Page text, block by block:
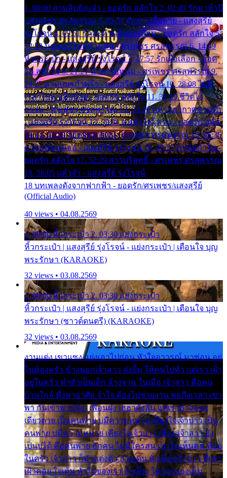
1. 00:00 สามสิบยังแจ๋ว - ยอดรัก สลักใจ 2. 02:49 รักมาห้าปี
- ศรเพชร ศรสุพรรณ 3. 05:57 รักสาวเสื้อลาย - แสงสุรีย์
รุ่งโรจน์ 4. 09:51 รักสะท้านดินสะเทือน - ยอดรัก สลักใจ 5.
12:23 มอเตอร์ไซค์ทำหล่น - ศรเพชร ศรสุพรรณ 6. 14:49
หิ้วกระเป๋า - แสงสุรีย์ รุ่งโรจน์ 7. 17:57 รักเผื่อเลือก - ยอด
รัก สลักใจ 8. 21:21 น้ำตาไอ้หนุ่ม - ศรเพชร ศรสุพรรณ 9.
24:27 สามเณรกำพร้า - แสงสุรีย์ รุ่งโรจน์ 10. 28:08 ไม่มี
เวลาไปหาเมียน้อย - ยอดรัก สลักใจ 11. 31:29 ชีวิตไอ้
ธรรม - ศรเพชร ศรสุพรรณ 12. 35:26 ทหารอากาศขาดรัก
- แสงสุรีย์ รุ่งโรจน์ 13. 39:01 คนหัวใจโทรม - ยอดรัก สลัก
ใจ 14. 42:49 ไอ้หวังตายแน่ - ศรเพชร ศรสุพรรณ 15. 46:35
ธาตุแท้ของเธอ - แสงสุรีย์ รุ่งโรจน์ 16. 49:57 กำนันกำใน -
ยอดรัก สลักใจ 17. 52:29 สาวบริสุทธิ์ - ศรเพชร ศรสุพรรณ
18. 56:05 แต๋วจ๋า - แสงสุรีย์ รุ่งโรจน์
18 บทเพลงดังจากฟากฟ้า - ยอดรัก/ศรเพชร/แสงสุรีย์
(Official Audio)
40 views • 04.08.2569
1. 00:00 หิ้วกระเป๋า 2. 03:30 แย่งกระเป๋า
หิ้วกระเป๋า | แสงสุรีย์ รุ่งโรจน์ - แย่งกระเป๋า | เตือนใจ บุญ
พระรักษา (KARAOKE)
32 views • 03.08.2569
1. 00:00 หิ้วกระเป๋า 2. 03:30 แย่งกระเป๋า
หิ้วกระเป๋า | แสงสุรีย์ รุ่งโรจน์ - แย่งกระเป๋า | เตือนใจ บุญ
พระรักษา (ซาวด์ดนตรี) (KARAOKE)
32 views • 03.08.2569
งานแต่ง เขาแซง แย่งเอาไปก่อน หัวใจอาวรณ์ มาซ่อน อยู่
ในห้องครัว ข้างนอกเจ้าสาว ส่งยิ้ม ให้คนไปทั่ว แต่เรา เฝ้า
อยู่ในครัว ทำตัวเป็นเด็ก ล้างจาน ในเมื่อ เจ้าสาว คือคน
บ้านใกล้ พึ่งพาอาศัย จำใจ ต้องไปช่วยงาน พอถึงเวลา เขา
พา กันเข้าพาขวัญ เพื่อนฝูง เฮฮาดังลั่น แต่เราล้างจาน
เดียวดาย เป็นคนพ่าย บ่มีความหมาย เคียงใจเจ้าบ่าว เป็น
คนพ่าย บ่มีความหมาย เคียงใจเจ้าบ่าว เพื่อนเจ้าสาว ยัง
เป็นบ่ได้ คือคนพ่าย ฮักคน ไม่มีใครสน เขาไม่เห็นคน ที่อยู่
ในครัว เจ้าสาว ก็มัวแต่งตัว สวยเด่น นั่งเคียงเจ้าบ่าว ที่เขา
เฝ้าคอย ใจเต้น หัวใจของเรา ลำเค็ญ ใครจะมองเห็น